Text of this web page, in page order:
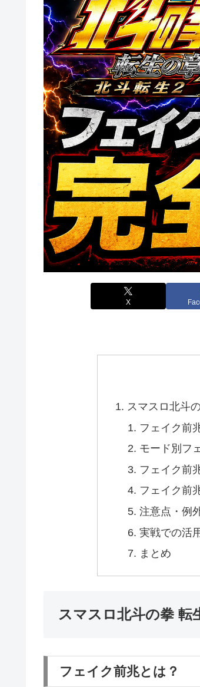
X
スマスロ北斗
フェイク前
モード別フ
フェイク前
フェイク前
注意点・例
実戦での活
まとめ
スマスロ北斗の拳 転
フェイク前兆とは？